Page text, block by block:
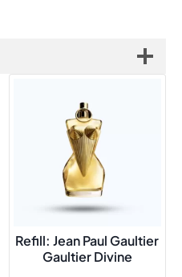
Refill: Jean Paul Gaultier
Gaultier Divine